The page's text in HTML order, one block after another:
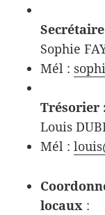
Secrétaire
Sophie
Mél :
Trésorier
Louis
Mél :
locaux :